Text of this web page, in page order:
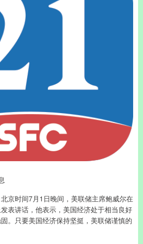
时间7月1日晚间，美联储主席鲍威尔在
表讲话，他表示，美国经济处于相当良好
。只要美国经济保持坚挺，美联储谨慎的